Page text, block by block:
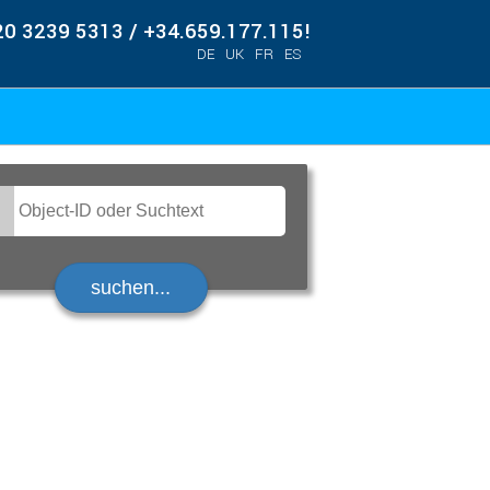
3239 5313 / +34.659.177.115!
DE UK FR ES